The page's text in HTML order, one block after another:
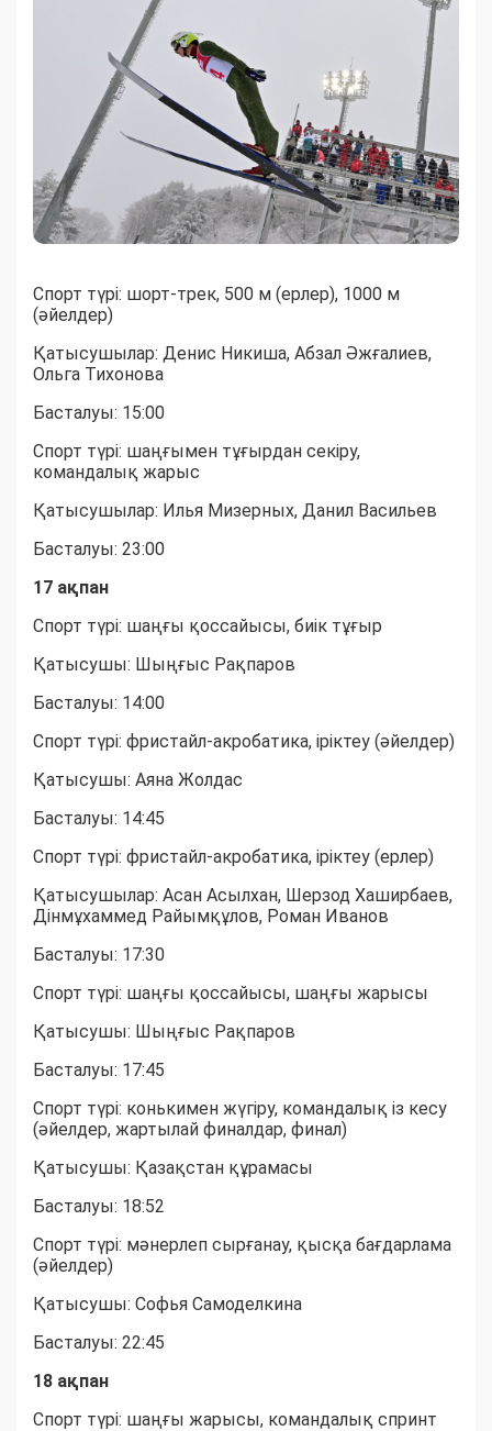
Спорт түрі: шорт-трек, 500 м (ерлер), 1000 м
(әйелдер)
Қатысушылар: Денис Никиша, Абзал Әжғалиев,
Ольга Тихонова
Басталуы: 15:00
Спорт түрі: шаңғымен тұғырдан секіру,
командалық жарыс
Қатысушылар: Илья Мизерных, Данил Васильев
Басталуы: 23:00
17 ақпан
Спорт түрі: шаңғы қоссайысы, биік тұғыр
Қатысушы: Шыңғыс Рақпаров
Басталуы: 14:00
Спорт түрі: фристайл-акробатика, іріктеу (әйелдер)
Қатысушы: Аяна Жолдас
Басталуы: 14:45
Спорт түрі: фристайл-акробатика, іріктеу (ерлер)
Қатысушылар: Асан Асылхан, Шерзод Хаширбаев,
Дінмұхаммед Райымқұлов, Роман Иванов
Басталуы: 17:30
Спорт түрі: шаңғы қоссайысы, шаңғы жарысы
Қатысушы: Шыңғыс Рақпаров
Басталуы: 17:45
Спорт түрі: конькимен жүгіру, командалық із кесу
(әйелдер, жартылай финалдар, финал)
Қатысушы: Қазақстан құрамасы
Басталуы: 18:52
Спорт түрі: мәнерлеп сырғанау, қысқа бағдарлама
(әйелдер)
Қатысушы: Софья Самоделкина
Басталуы: 22:45
18 ақпан
Спорт түрі: шаңғы жарысы, командалық спринт